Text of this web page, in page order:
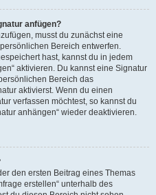
anfügen?
musst du zunächst eine
Bereich entwerfen.
hast, kannst du in jedem
aktivieren. Du kannst eine Signatur
Bereich das
aktivierst. Wenn du einen
verfassen möchtest, so kannst du
anhängen“ wieder deaktivieren.
den ersten Beitrag eines Themas
erstellen“ unterhalb des